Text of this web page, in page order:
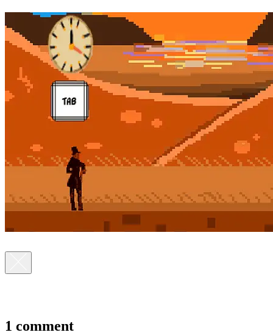
1 comment